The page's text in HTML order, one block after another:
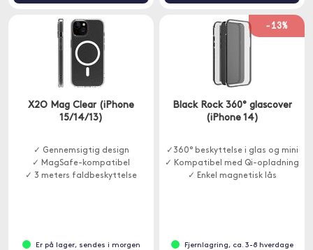
X2O Mag Clear (iPhone
15/14/13)
✓ Gennemsigtig design
✓ MagSafe-kompatibel
✓ 3 meters faldbeskyttelse
Er på lager, sendes i morgen
-13%
Black Rock 360° glascover
(iPhone 14)
✓360° beskyttelse i glas og mini
✓ Kompatibel med Qi-opladning
✓ Enkel magnetisk lås
Fjernlagring, ca. 3-8 hverdage